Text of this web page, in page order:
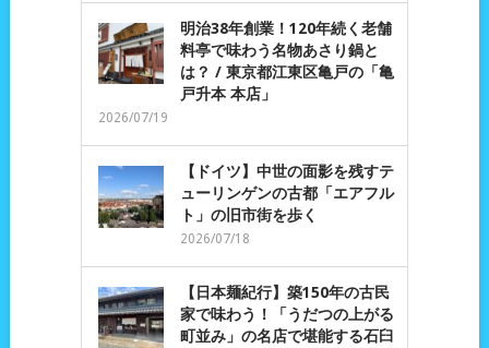
明治38年創業！120年続く老舗
料亭で味わう名物あさり鍋と
は？ / 東京都江東区亀戸の「亀
戸升本 本店」
2026/07/19
【ドイツ】中世の面影を残すテ
ューリンゲンの古都「エアフル
ト」の旧市街を歩く
2026/07/18
【日本麺紀行】築150年の古民
家で味わう！「うだつの上がる
町並み」の名店で堪能する石臼